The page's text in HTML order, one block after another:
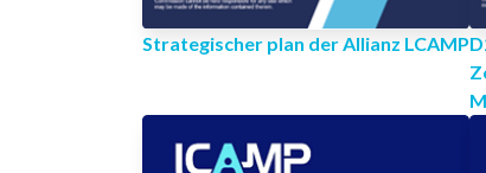
Strategischer plan der Allianz LCAMP